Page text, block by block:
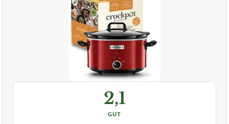
2,1
GUT